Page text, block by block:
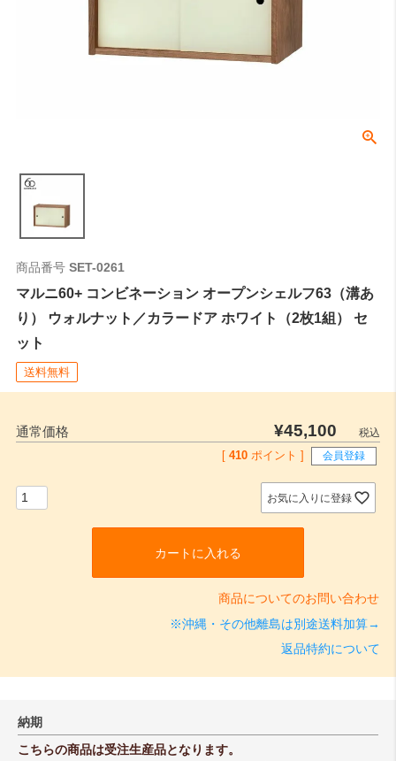
商品番号 SET-0261
マルニ60+ コンビネーション オープンシェルフ63（溝あ
り） ウォルナット／カラードア ホワイト（2枚1組） セ
ット
送料無料
通常価格 ¥45,100
税込
[ 410 ポイント ] 会員登録
お気に入りに登録
カートに入れる
商品についてのお問い合わせ
※沖縄・その他離島は別途送料加算→
返品特約について
納期
こちらの商品は受注生産品となります。